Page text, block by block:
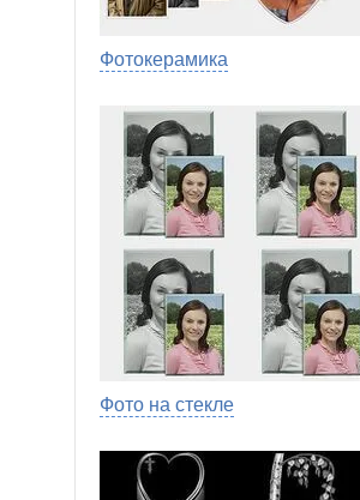
Фотокерамика
Фото на стекле